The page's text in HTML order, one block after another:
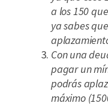
a los 150
ya sabes
Con una
pagar un
podrás
máximo